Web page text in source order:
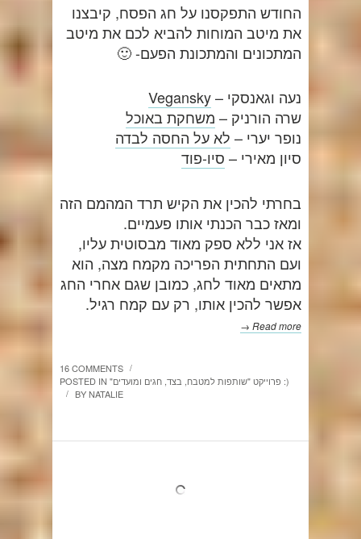
החודש התפקסנו על חג הפסח, קיבצנו
את מיטב המוחות להביא לכם את מיטב
המתכונים והמתכונת הפעם- 🙂
נעה וגאנסקי –Vegansky
שרה הורניק – משחקת באוכל
נופר יערי – לא על החסה לבדה
סיון מאירי – סיו-פוד
בחרתי להכין את הקיש תרד המהמם הזה
ומאז כבר הכנתי אותו פעמיים.
אז אני ללא ספק מאוד מבסוטית עליו,
ועם התחתית הפריכה מקמח מצה, הוא
מתאים מאוד לחג, כמובן שגם אחרי החג
אפשר להכין אותו, רק עם קמח רגיל.
Read more →
16 COMMENTS /
POSTED IN "פרוייקט "שותפות למטבח, בצד, חגים ומועדים :)
/ BYNATALIE